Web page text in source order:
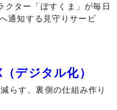
ター「ぽすくま」が毎日
通知する見守りサービ
デジタル化）
らす、裏側の仕組み作り